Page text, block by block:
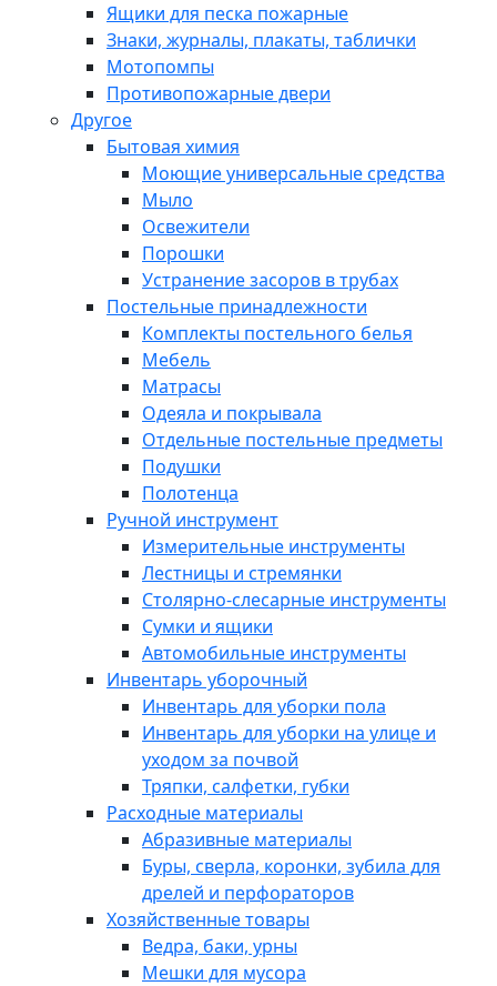
Ящики для песка пожарные
Знаки, журналы, плакаты, таблички
Мотопомпы
Противопожарные двери
Другое
Бытовая химия
Моющие универсальные средства
Мыло
Освежители
Порошки
Устранение засоров в трубах
Постельные принадлежности
Комплекты постельного белья
Мебель
Матрасы
Одеяла и покрывала
Отдельные постельные предметы
Подушки
Полотенца
Ручной инструмент
Измерительные инструменты
Лестницы и стремянки
Столярно-слесарные инструменты
Сумки и ящики
Автомобильные инструменты
Инвентарь уборочный
Инвентарь для уборки пола
Инвентарь для уборки на улице и
уходом за почвой
Тряпки, салфетки, губки
Расходные материалы
Абразивные материалы
Буры, сверла, коронки, зубила для
дрелей и перфораторов
Хозяйственные товары
Ведра, баки, урны
Мешки для мусора